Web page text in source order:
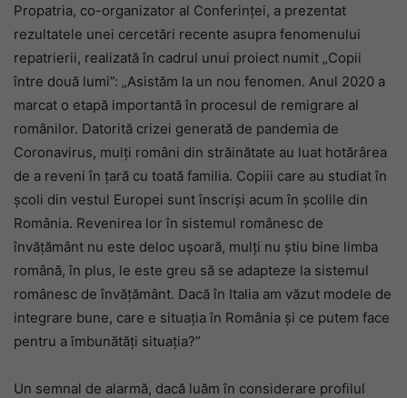
Propatria, co-organizator al Conferinței, a prezentat
rezultatele unei cercetări recente asupra fenomenului
repatrierii, realizată în cadrul unui proiect numit „Copii
între două lumi”: „Asistăm la un nou fenomen. Anul 2020 a
marcat o etapă importantă în procesul de remigrare al
românilor. Datorită crizei generată de pandemia de
Coronavirus, mulți români din străinătate au luat hotărârea
de a reveni în țară cu toată familia. Copiii care au studiat în
școli din vestul Europei sunt înscriși acum în şcolile din
România. Revenirea lor în sistemul românesc de
învăţământ nu este deloc ușoară, mulți nu știu bine limba
română, în plus, le este greu să se adapteze la sistemul
românesc de învăţământ. Dacă în Italia am văzut modele de
integrare bune, care e situația în România și ce putem face
pentru a îmbunătăți situația?”
Un semnal de alarmă, dacă luăm în considerare profilul